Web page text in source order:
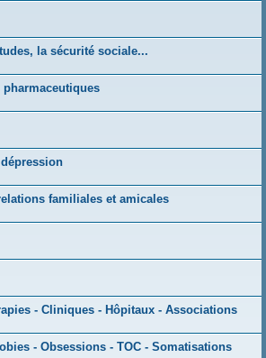
la sécurité sociale...
pharmaceutiques
familiales et amicales
- Cliniques - Hôpitaux - Associations
- Obsessions - TOC - Somatisations